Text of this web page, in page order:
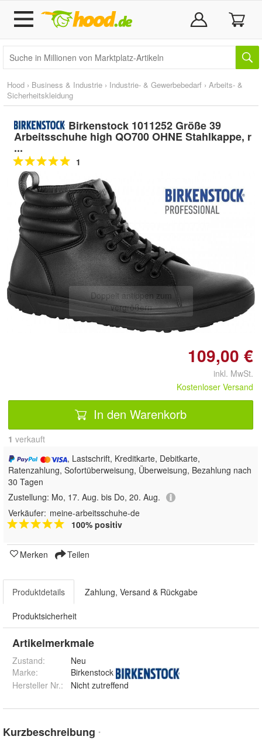
Hood › Business & Industrie › Industrie- & Gewerbebedarf › Arbeits- &
Sicherheitskleidung
Birkenstock 1011252 Größe 39
Arbeitsschuhe high QO700 OHNE Stahlkappe, r
...
1
Doppelt antippen zum
vergrößern
109,00 €
inkl. MwSt.
Kostenloser Versand
In den Warenkorb
1 verkauft
, Lastschrift, Kreditkarte, Debitkarte,
Ratenzahlung, Sofortüberweisung, Überweisung, Bezahlung nach
30 Tagen
Zustellung: Mo, 17. Aug. bis Do, 20. Aug.
Verkäufer: meine-arbeitsschuhe-de
100% positiv
Merken Teilen
Produktdetails Zahlung, Versand & Rückgabe
Produktsicherheit
Artikelmerkmale
Zustand:
Neu
Marke:
Birkenstock
Hersteller Nr.:
Nicht zutreffend
Kurzbeschreibung *